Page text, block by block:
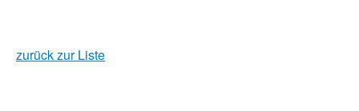
zurück zur Liste